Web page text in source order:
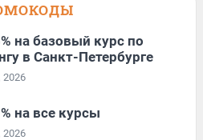
на базовый курс по
в Санкт-Петербурге
2026
на все курсы
2026